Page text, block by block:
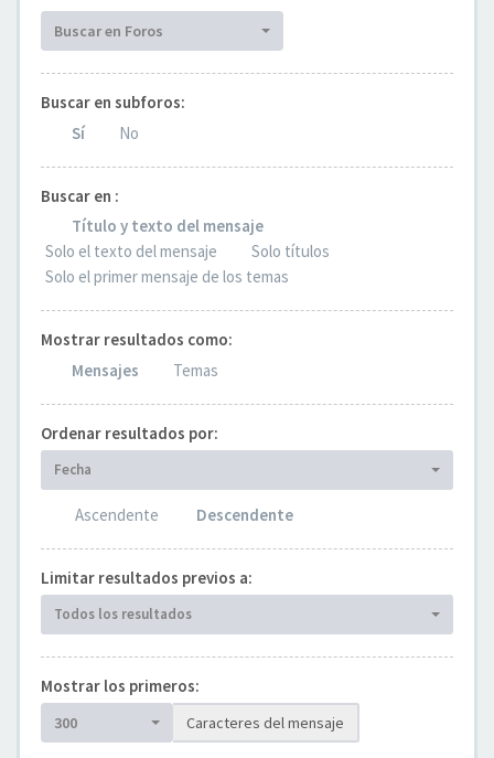
Buscar en Foros
Buscar en subforos:
Sí
No
Buscar en :
Título y texto del mensaje
Solo el texto del mensaje
Solo títulos
Solo el primer mensaje de los temas
Mostrar resultados como:
Mensajes
Temas
Ordenar resultados por:
Fecha
Ascendente Descendente
Limitar resultados previos a:
Todos los resultados
Mostrar los primeros:
300 Caracteres del mensaje